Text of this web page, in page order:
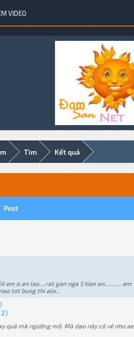
VIDEO
Tìm Kết quả
Post
em o an lao....rat gan nga 5 kien an........... em
tot bung thi alo...
quá mà ngưỡng mộ. Mà dạo này có vẻ như ae